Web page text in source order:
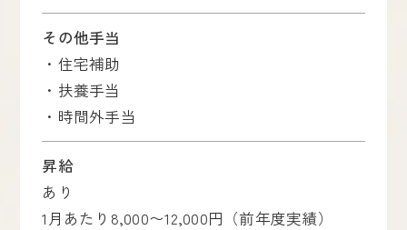
その他手当
・住宅補助
・扶養手当
・時間外手当
昇給
あり
1月あたり8,000〜12,000円（前年度実績）